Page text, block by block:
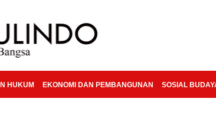
HUKUM EKONOMI DAN PEMBANGUNAN SOSIAL